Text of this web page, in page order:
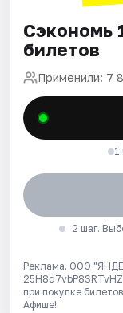
Сэкономь
билетов
Применили: 7
1
2 шаг.
Реклама. ООО
при покупке
Афише!